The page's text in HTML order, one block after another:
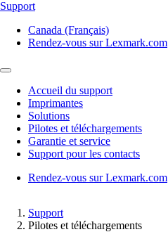
Support
Canada (Français)
Rendez-vous sur Lexmark.com
Accueil du support
Imprimantes
Solutions
Pilotes et téléchargements
Garantie et service
Support pour les contacts
Rendez-vous sur Lexmark.com
Support
Pilotes et téléchargements